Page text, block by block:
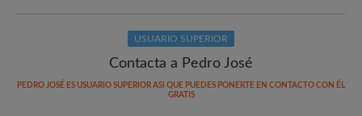
USUARIO SUPERIOR
Contacta a Pedro José
PEDRO JOSÉ ES USUARIO SUPERIOR ASI QUE PUEDES PONERTE EN CONTACTO CON ÉL
GRATIS